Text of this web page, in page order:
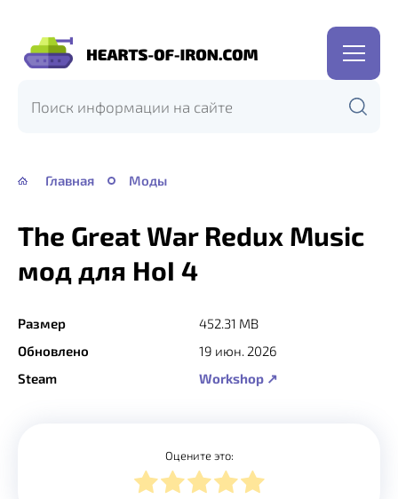
Hearts
Iron
Главная Моды
The Great War Redux Music
мод для HoI 4
Размер
452.31 MB
Обновлено
19 июн. 2026
Steam
Workshop ↗
Оцените это: